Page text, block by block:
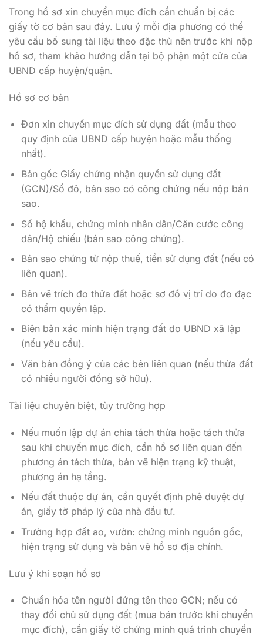
Trong hồ sơ xin chuyển mục đích cần chuẩn bị các
giấy tờ cơ bản sau đây. Lưu ý mỗi địa phương có thể
yêu cầu bổ sung tài liệu theo đặc thù nên trước khi nộp
hồ sơ, tham khảo hướng dẫn tại bộ phận một cửa của
UBND cấp huyện/quận.
Hồ sơ cơ bản
Đơn xin chuyển mục đích sử dụng đất (mẫu theo
quy định của UBND cấp huyện hoặc mẫu thống
nhất).
Bản gốc Giấy chứng nhận quyền sử dụng đất
(GCN)/Sổ đỏ, bản sao có công chứng nếu nộp bản
sao.
Sổ hộ khẩu, chứng minh nhân dân/Căn cước công
dân/Hộ chiếu (bản sao công chứng).
Bản sao chứng từ nộp thuế, tiền sử dụng đất (nếu có
liên quan).
Bản vẽ trích đo thửa đất hoặc sơ đồ vị trí do đo đạc
có thẩm quyền lập.
Biên bản xác minh hiện trạng đất do UBND xã lập
(nếu yêu cầu).
Văn bản đồng ý của các bên liên quan (nếu thửa đất
có nhiều người đồng sở hữu).
Tài liệu chuyên biệt, tùy trường hợp
Nếu muốn lập dự án chia tách thửa hoặc tách thửa
sau khi chuyển mục đích, cần hồ sơ liên quan đến
phương án tách thửa, bản vẽ hiện trạng kỹ thuật,
phương án hạ tầng.
Nếu đất thuộc dự án, cần quyết định phê duyệt dự
án, giấy tờ pháp lý của nhà đầu tư.
Trường hợp đất ao, vườn: chứng minh nguồn gốc,
hiện trạng sử dụng và bản vẽ hồ sơ địa chính.
Lưu ý khi soạn hồ sơ
Chuẩn hóa tên người đứng tên theo GCN; nếu có
thay đổi chủ sử dụng đất (mua bán trước khi chuyển
mục đích), cần giấy tờ chứng minh quá trình chuyển